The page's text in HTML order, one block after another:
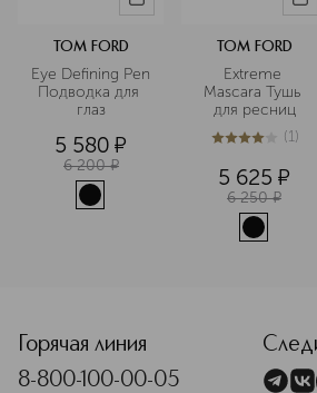
TOM FORD
Eye Defining Pen
Подводка для
глаз
5 580 ¤
6 200 ¤
TOM FORD
Extreme
Mascara Тушь
для ресниц
4из 51 (1)
5 625 ¤
6 250 ¤
Горячая линия
8-800-100-00-05